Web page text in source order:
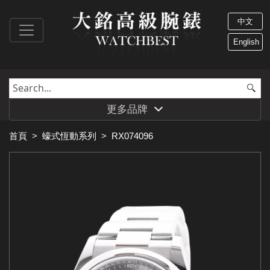
中文
English
更多品牌
首頁 > 蠔式恆動系列 > RX074096